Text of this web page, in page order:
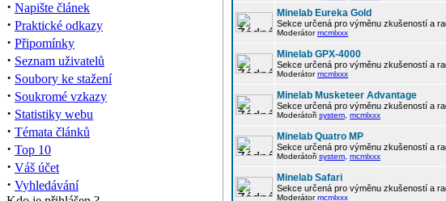
· Napište článek
· Praktické odkazy
· Připomínky
· Seznam uživatelů
· Soubory ke stažení
· Soukromé vzkazy
· Statistiky webu
· Témata článků
· Top 10
· Váš účet
· Vyhledávání
Minelab Eureka Gold
Sekce určená pro výměnu zkušeností a
Moderátormcmlxxx
Minelab GPX-4000
Sekce určená pro výměnu zkušeností a
Moderátormcmlxxx
Minelab Musketeer Advantage
Sekce určená pro výměnu zkušeností a
Moderátoři system mcmlxxx
Minelab Quatro MP
Sekce určená pro výměnu zkušeností a
Moderátoři system mcmlxxx
Minelab Safari
Sekce určená pro výměnu zkušeností a
Moderátormcmlxxx